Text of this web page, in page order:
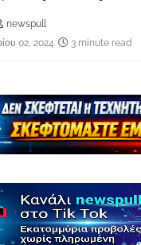
newspull
02, 2024
3 minute read